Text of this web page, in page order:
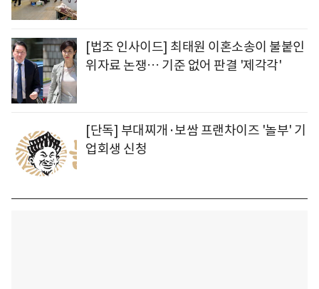
[법조 인사이드] 최태원 이혼소송이 불붙인
위자료 논쟁… 기준 없어 판결 '제각각'
[단독] 부대찌개·보쌈 프랜차이즈 '놀부' 기
업회생 신청